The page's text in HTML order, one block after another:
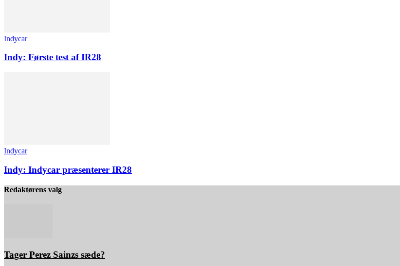
Indycar
Indy: Første test af IR28
Indycar
Indy: Indycar præsenterer IR28
Redaktørens valg
Tager Perez Sainzs sæde?